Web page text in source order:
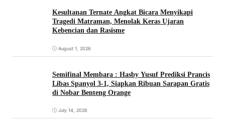
Kesultanan Ternate Angkat Bicara Menyikapi
Tragedi Matraman, Menolak Keras Ujaran
Kebencian dan Rasisme
August 1, 2026
Semifinal Membara : Hasby Yusuf Prediksi Prancis
Libas Spanyol 3-1, Siapkan Ribuan Sarapan Gratis
di Nobar Benteng Orange
July 14, 2026